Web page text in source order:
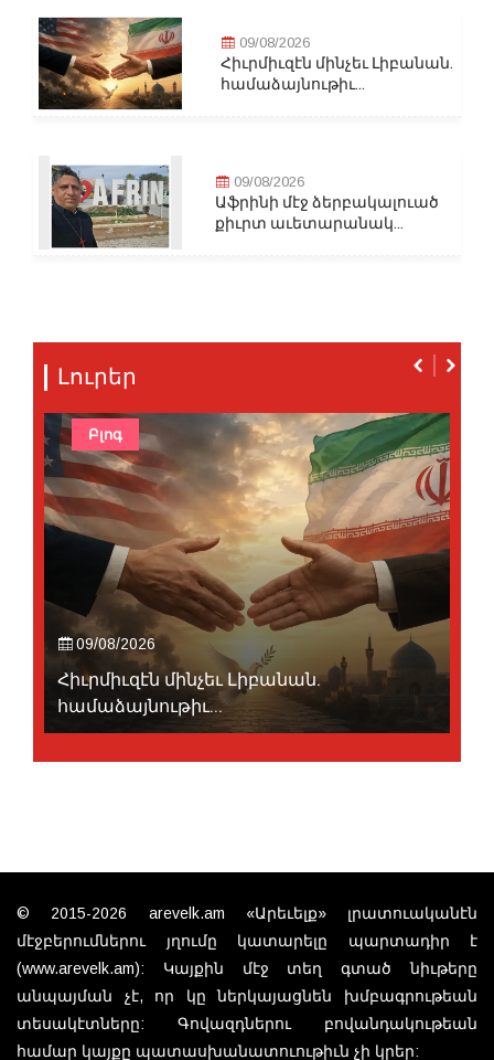
09/08/2026
Հիւրմիւզէն մինչեւ Լիբանան.
համաձայնութիւ...
09/08/2026
Աֆրինի մէջ ձերբակալուած
քիւրտ աւետարանակ...
Լուրեր
09/08/2026
Հիւրմիւզէն մինչեւ Լիբանան.
համաձայնութիւ...
Բլոգ
© 2015-2026 arevelk.am «Արեւելք» լրատուականէն
մէջբերումներու յղումը կատարելը պարտադիր է
(www.arevelk.am): Կայքին մէջ տեղ գտած նիւթերը
անպայման չէ, որ կը ներկայացնեն խմբագրութեան
տեսակէտները: Գովազդներու բովանդակութեան
համար կայքը պատասխանատուութիւն չի կրեր: